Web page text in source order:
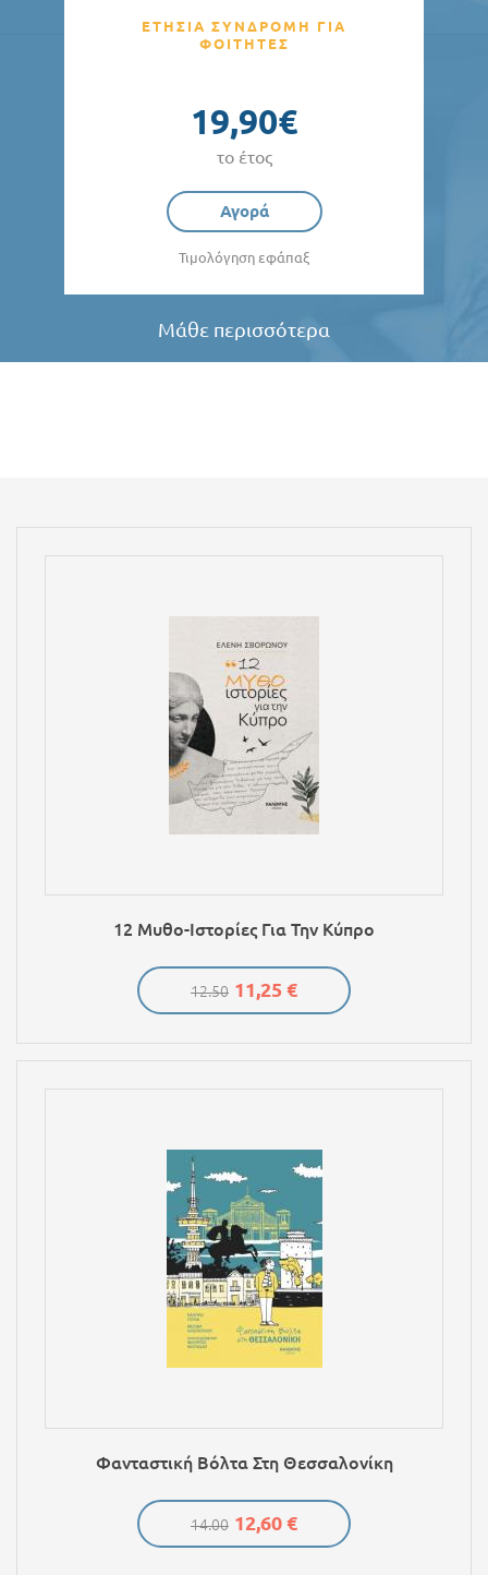
ΕΤΗΣΙΑ ΣΥΝΔΡΟΜΗ ΓΙΑ
ΦΟΙΤΗΤΕΣ
19,90€
το έτος
Αγορά
Τιμολόγηση εφάπαξ
Μάθε περισσότερα
12 Μυθο-Ιστορίες Για Την Κύπρο
12.50 11,25 €
Φανταστική Βόλτα Στη Θεσσαλονίκη
14.00 12,60 €